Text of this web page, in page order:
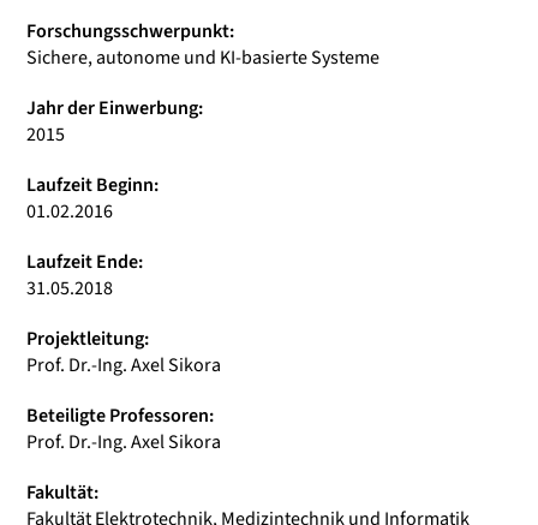
Forschungsschwerpunkt:
Sichere, autonome und KI-basierte Systeme
Jahr der Einwerbung:
2015
Laufzeit Beginn:
01.02.2016
Laufzeit Ende:
31.05.2018
Projektleitung:
Prof. Dr.-Ing. Axel Sikora
Beteiligte Professoren:
Prof. Dr.-Ing. Axel Sikora
Fakultät:
Fakultät Elektrotechnik, Medizintechnik und Informatik